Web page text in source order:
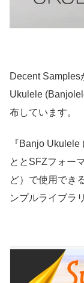
Decent
Ukulele
布しています。
『Banjo
ととSFZフォー
ど）で使用でき
ンプルライブラ